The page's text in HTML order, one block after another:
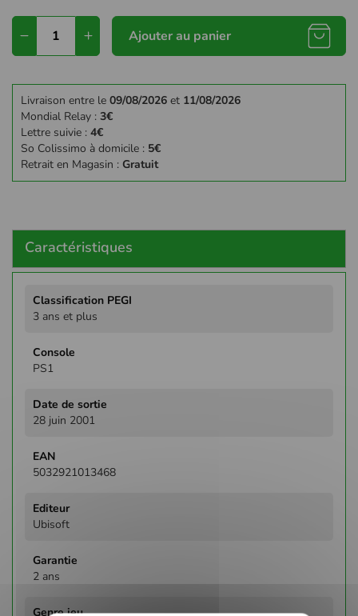
Ajouter au panier
Livraison entre le 09/08/2026 et 11/08/2026
Mondial Relay : 3€
Lettre suivie : 4€
So Colissimo à domicile : 5€
Retrait en Magasin : Gratuit
Caractéristiques
d'infos
3 ans et plus
PS1
28 juin 2001
5032921013468
Ubisoft
2 ans